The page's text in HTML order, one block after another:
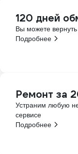
120 дней
Вы можете
Подробнее
Ремонт за
Устраним любую
сервисе
Подробнее